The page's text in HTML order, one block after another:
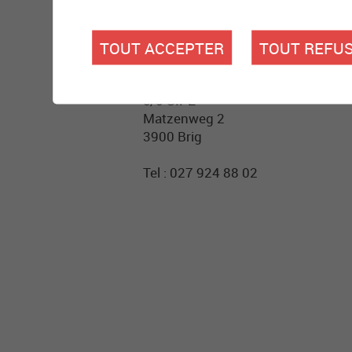
Tel : 027 927 60 06
c/o SIPE
Matzenweg 2
3900 Brig
Tel : 027 924 88 02
TOUT ACCEPTER TOUT